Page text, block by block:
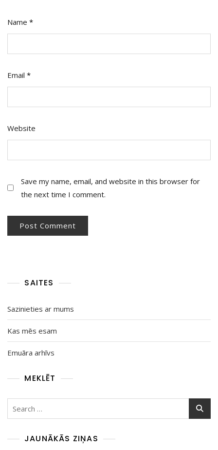
Name *
Email *
Website
Save my name, email, and website in this browser for
the next time I comment.
SAITES
Sazinieties ar mums
Kas mēs esam
Emuāra arhīvs
MEKLĒT
JAUNĀKĀS ZIŅAS